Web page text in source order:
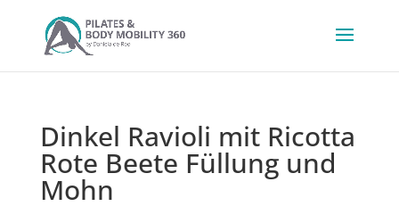
Dinkel Ravioli mit Ricotta
Rote Beete Füllung und
Mohn